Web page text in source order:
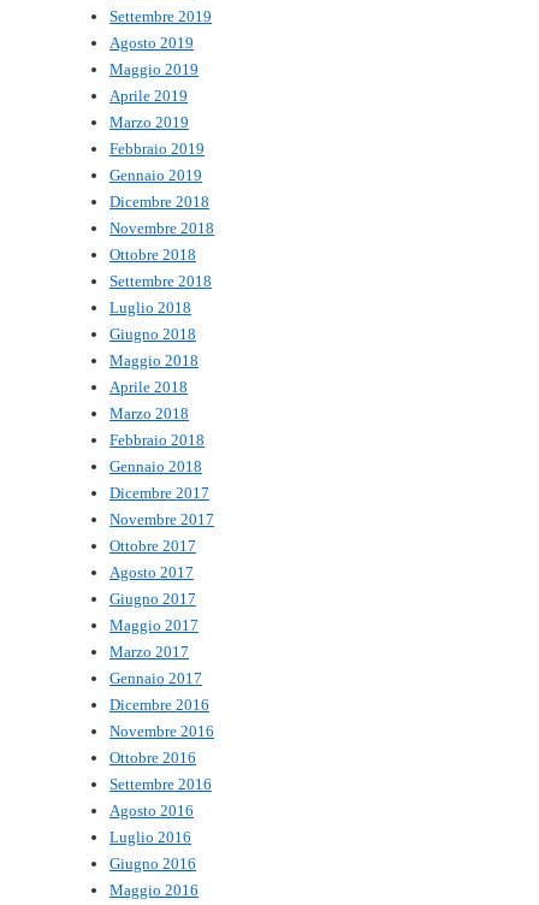
Settembre 2019
Agosto 2019
Maggio 2019
Aprile 2019
Marzo 2019
Febbraio 2019
Gennaio 2019
Dicembre 2018
Novembre 2018
Ottobre 2018
Settembre 2018
Luglio 2018
Giugno 2018
Maggio 2018
Aprile 2018
Marzo 2018
Febbraio 2018
Gennaio 2018
Dicembre 2017
Novembre 2017
Ottobre 2017
Agosto 2017
Giugno 2017
Maggio 2017
Marzo 2017
Gennaio 2017
Dicembre 2016
Novembre 2016
Ottobre 2016
Settembre 2016
Agosto 2016
Luglio 2016
Giugno 2016
Maggio 2016